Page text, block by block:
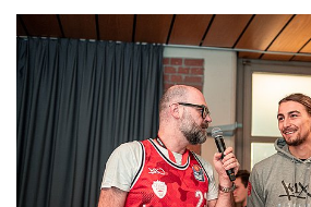
PARTNER
WÜRZBURG-BASKETS-DYN
AKADEMIE